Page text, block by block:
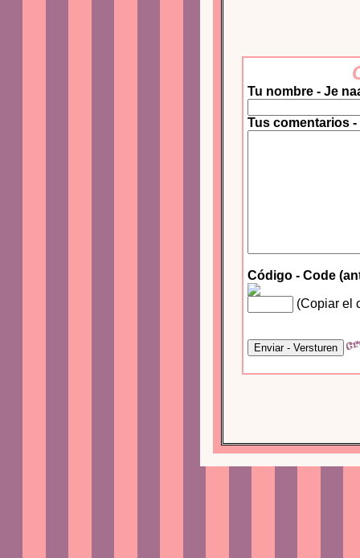
Tu nombre - Je
Tus comentarios
Código - Code
(Copiar el